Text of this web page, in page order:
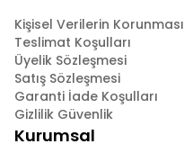
Kişisel Verilerin Korunması
Teslimat Koşulları
Üyelik Sözleşmesi
Satış Sözleşmesi
Garanti İade Koşulları
Gizlilik Güvenlik
Kurumsal